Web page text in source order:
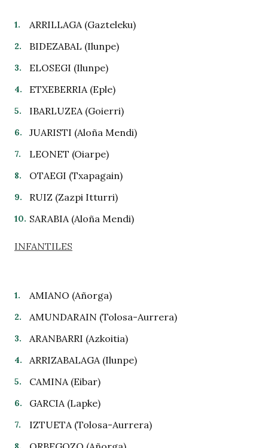
ARRILLAGA (Gazteleku)
BIDEZABAL (Ilunpe)
ELOSEGI (Ilunpe)
ETXEBERRIA (Eple)
IBARLUZEA (Goierri)
JUARISTI (Aloña Mendi)
LEONET (Oiarpe)
OTAEGI (Txapagain)
RUIZ (Zazpi Itturri)
SARABIA (Aloña Mendi)
INFANTILES
AMIANO (Añorga)
AMUNDARAIN (Tolosa-Aurrera)
ARANBARRI (Azkoitia)
ARRIZABALAGA (Ilunpe)
CAMINA (Eibar)
GARCIA (Lapke)
IZTUETA (Tolosa-Aurrera)